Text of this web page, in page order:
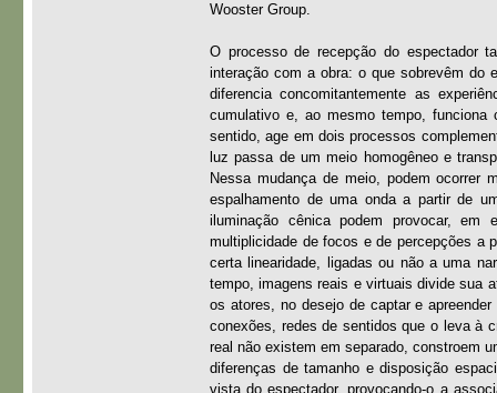
Wooster Group.
O processo de recepção do espectador
interação com a obra: o que sobrevêm do
diferencia concomitantemente as
cumulativo e, ao mesmo tempo,
sentido, age em dois processos
luz passa de um meio homogêneo e
Nessa mudança de meio, podem ocorrer
espalhamento de uma onda a partir de
iluminação cênica podem provocar, em
multiplicidade de focos e de percepções a
certa linearidade, ligadas ou não a uma
tempo, imagens reais e virtuais divide sua
os atores, no desejo de captar e
conexões, redes de sentidos que o leva à
real não existem em separado, constroem
diferenças de tamanho e disposição
vista do espectador, provocando-o a